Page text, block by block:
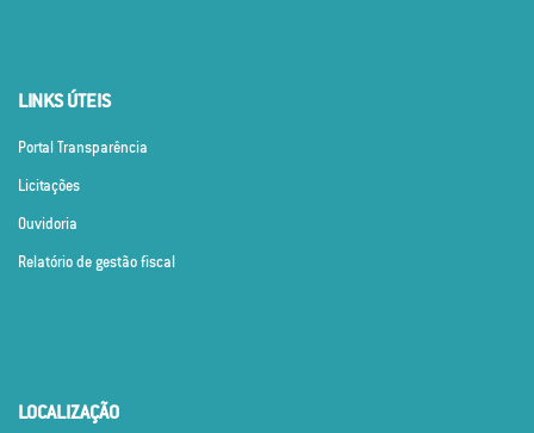
LINKS ÚTEIS
Portal Transparência
Licitações
Ouvidoria
Relatório de gestão fiscal
LOCALIZAÇÃO